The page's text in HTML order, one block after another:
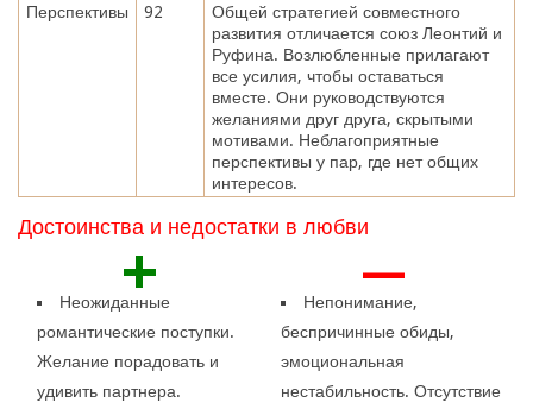
Перспективы
92
Общей стратегией совместного
развития отличается союз Леонтий и
Руфина. Возлюбленные прилагают
все усилия, чтобы оставаться
вместе. Они руководствуются
желаниями друг друга, скрытыми
мотивами. Неблагоприятные
перспективы у пар, где нет общих
интересов.
Достоинства и недостатки в любви
+
Неожиданные
романтические поступки.
Желание порадовать и
удивить партнера.
—
Непонимание,
беспричинные обиды,
эмоциональная
нестабильность. Отсутствие